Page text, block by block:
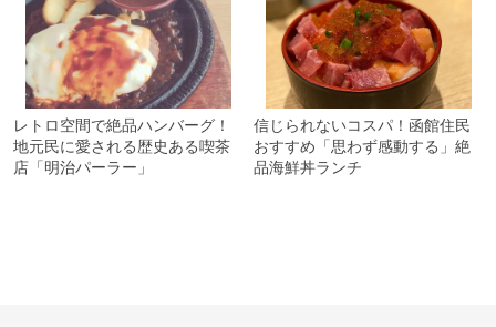
レトロ空間で絶品ハンバーグ！
地元民に愛される歴史ある喫茶
店「明治パーラー」
信じられないコスパ！函館住民
おすすめ「思わず感動する」絶
品海鮮丼ランチ